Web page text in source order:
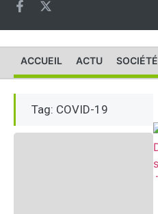
ACCUEIL ACTU SOCIÉTÉ
Tag: COVID-19